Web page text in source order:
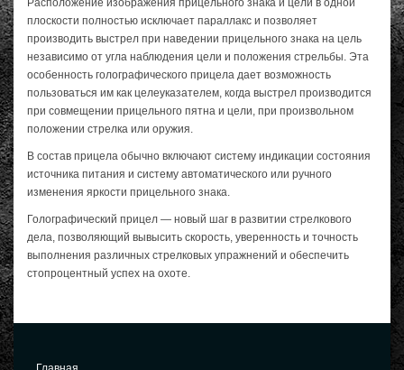
плоскости полностью исключает параллакс и позволяет
производить выстрел при наведении прицельного знака на цель
независимо от угла наблюдения цели и положения стрельбы. Эта
особенность голографического прицела дает возможность
пользоваться им как целеуказателем, когда выстрел производится
при совмещении прицельного пятна и цели, при произвольном
положении стрелка или оружия.
В состав прицела обычно включают систему индикации состояния
источника питания и систему автоматического или ручного
изменения яркости прицельного знака.
Голографический прицел — новый шаг в развитии стрелкового
дела, позволяющий вывысить скорость, уверенность и точность
выполнения различных стрелковых упражнений и обеспечить
стопроцентный успех на охоте.